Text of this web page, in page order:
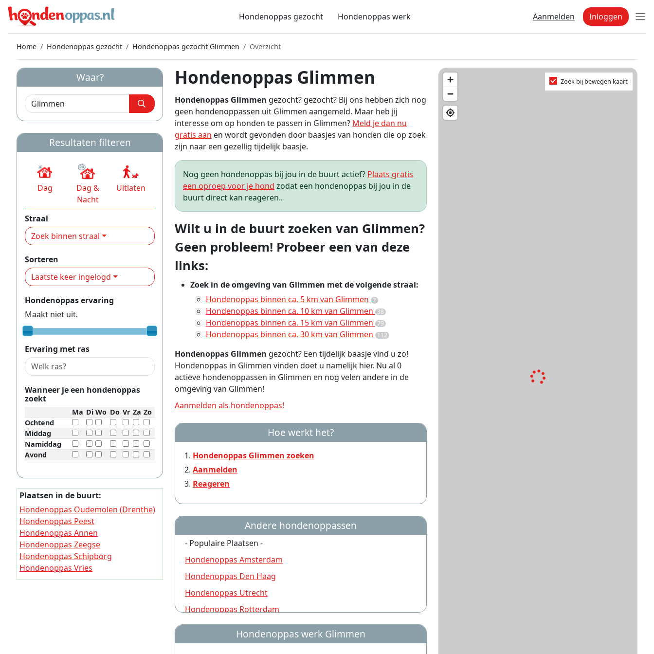
Hondenoppas gezocht Hondenoppas werk Aanmelden Inloggen
Home Hondenoppas gezocht Hondenoppas gezocht Glimmen Overzicht
Hondenoppas Glimmen
Hondenoppas Glimmen gezocht? gezocht? Bij ons hebben zich nog
geen hondenoppassen uit Glimmen aangemeld. Maar heb jij
interesse om op honden te passen in Glimmen? Meld je dan nu
gratis aan en wordt gevonden door baasjes van honden die op zoek
zijn naar een gezellig tijdelijk baasje.
Nog geen hondenoppas bij jou in de buurt actief? Plaats gratis
een oproep voor je hond zodat een hondenoppas bij jou in de
buurt direct kan reageren..
Wilt u in de buurt zoeken van Glimmen?
Geen probleem! Probeer een van deze
links:
Zoek in de omgeving van Glimmen met de volgende straal:
Hondenoppas binnen ca. 5 km van Glimmen 2
Hondenoppas binnen ca. 10 km van Glimmen 38
Hondenoppas binnen ca. 15 km van Glimmen 79
Hondenoppas binnen ca. 30 km van Glimmen 112
Hondenoppas Glimmen gezocht? Een tijdelijk baasje vind u zo!
Hondenoppas in Glimmen vinden doet u namelijk hier. Nu al 0
actieve hondenoppassen in Glimmen en nog velen andere in de
omgeving van Glimmen!
Aanmelden als hondenoppas!
Hoe werkt het?
Hondenoppas Glimmen zoeken
Aanmelden
Reageren
Andere hondenoppassen
- Populaire Plaatsen -
Hondenoppas Amsterdam
Hondenoppas Den Haag
Hondenoppas Utrecht
Hondenoppas Rotterdam
Hondenoppas Nijmegen
Hondenoppas Groningen
Hondenoppas werk Glimmen
Zoek bij bewegen kaart
Waar?
Resultaten filteren
Dag
Dag &
Nacht
Uitlaten
Straal
Zoek binnen straal
Sorteren
Laatste keer ingelogd
Hondenoppas ervaring
Maakt niet uit.
Ervaring met ras
Wanneer je een hondenoppas
zoekt
Ma Di Wo Do Vr Za Zo
Ochtend
Middag
Namiddag
Avond
Plaatsen in de buurt:
Hondenoppas Oudemolen (Drenthe)
Hondenoppas Peest
Hondenoppas Annen
Hondenoppas Zeegse
Hondenoppas Schipborg
Hondenoppas Vries
Hondenoppas Tynaarlo